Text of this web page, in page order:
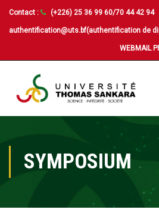
Contact : (+226) 25 36 99 60/70 44 42 94
authentification@uts.bf(authentification de
WEBMAIL
SYMPOSIUM